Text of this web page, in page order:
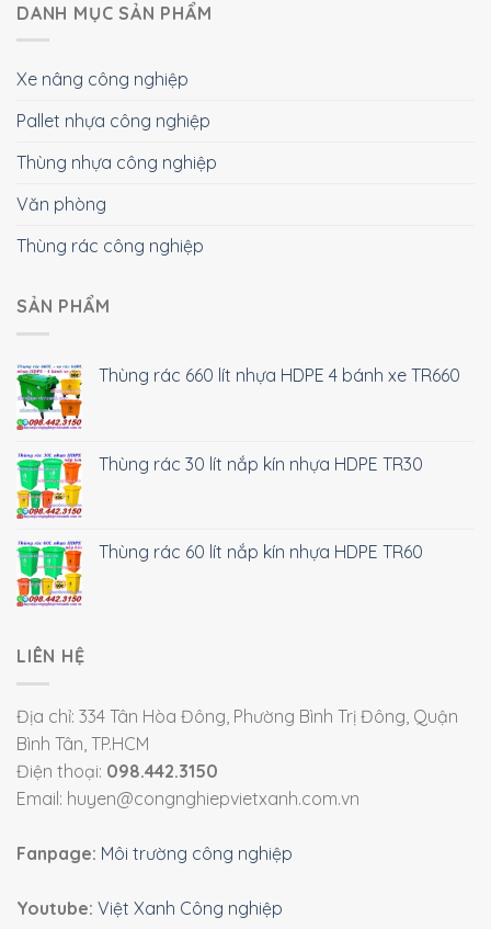
DANH MỤC SẢN PHẨM
Xe nâng công nghiệp
Pallet nhựa công nghiệp
Thùng nhựa công nghiệp
Văn phòng
Thùng rác công nghiệp
SẢN PHẨM
Thùng rác 660 lít nhựa HDPE 4 bánh xe TR660
Thùng rác 30 lít nắp kín nhựa HDPE TR30
Thùng rác 60 lít nắp kín nhựa HDPE TR60
LIÊN HỆ
Địa chỉ: 334 Tân Hòa Đông, Phường Bình Trị Đông, Quận
Bình Tân, TP.HCM
Điện thoại: 098.442.3150
Email: huyen@congnghiepvietxanh.com.vn
Fanpage: Môi trường công nghiệp
Youtube: Việt Xanh Công nghiệp